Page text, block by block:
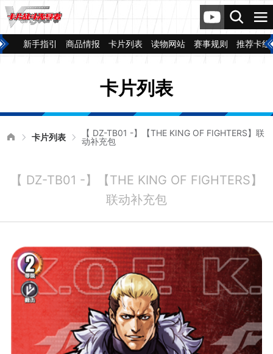
新手指引 商品情报 卡片列表 读物网站 赛事规则 推荐卡组
卡片列表
卡片列表
【 DZ-TB01 -】【THE KING OF FIGHTERS】联
动补充包
【 DZ-TB01 -】【THE KING OF FIGHTERS】
联动补充包